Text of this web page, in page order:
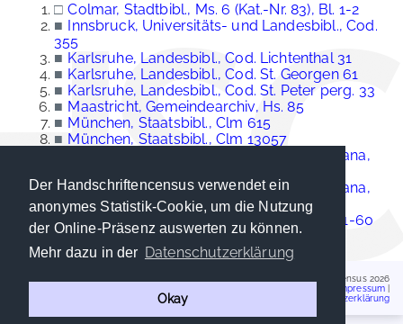
Der Handschriftencensus verwendet ein
anonymes Statistik-Cookie, um die Nutzung
der Online-Präsenz auswerten zu können.
Mehr dazu in der Datenschutzerklärung
Okay
□ Colmar, Stadtbibl., Ms. 6 (Kat.-Nr. 83), Bl. 1-2
■ Innsbruck, Universitäts- und Landesbibl., Cod.
355
■ Karlsruhe, Landesbibl., Cod. Lichtenthal 31
■ Karlsruhe, Landesbibl., Cod. St. Georgen 61
■ Karlsruhe, Landesbibl., Cod. St. Peter perg. 33
■ Maastricht, Gemeindearchiv, Hs. 85
■ München, Staatsbibl., Clm 615
■ München, Staatsbibl., Clm 13057
Rom (Vatikanstadt), Bibl. Apostolica Vaticana,
■ Rom (Vatikanstadt), Bibl. Apostolica Vaticana,
Cod. Vat. lat. 4847
■
Wien, Österr. Nationalbibl., Cod. 2524, Bl. 1-60
Handschriftencensus 2026
Impressum
Datenschutzerklärung